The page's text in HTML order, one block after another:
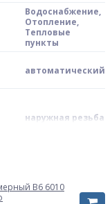
Водоснабжение,
Отопление,
Тепловые
пункты
автоматический
наружная резьба
В6 6010